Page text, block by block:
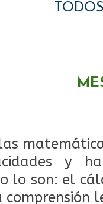
y
lo son: el